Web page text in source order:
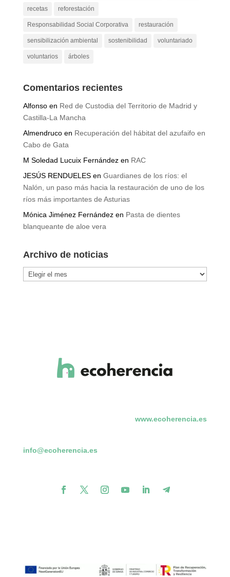
recetas reforestación
Responsabilidad Social Corporativa restauración
sensibilización ambiental sostenibilidad voluntariado
voluntarios árboles
Comentarios recientes
Alfonsoen Red de Custodia del Territorio de Madrid y
Castilla-La Mancha
Almendrucoen Recuperación del hábitat del azufaifo en
Cabo de Gata
M Soledad Lucuix Fernándezen RAC
JESÚS RENDUELESen Guardianes de los ríos: el
Nalón, un paso más hacia la restauración de uno de los
ríos más importantes de Asturias
Mónica Jiménez Fernándezen Pasta de dientes
blanqueante de aloe vera
Archivo de noticias
Archivo
de
www.ecoherencia.es
info@ecoherencia.es